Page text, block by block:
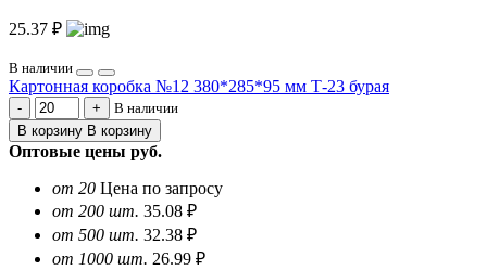
25.37 ₽
В наличии
Картонная коробка №12 380*285*95 мм Т-23 бурая
В наличии
В корзину В корзину
Оптовые цены руб.
от 20 Цена по запросу
от 200 шт. 35.08 ₽
от 500 шт. 32.38 ₽
от 1000 шт. 26.99 ₽